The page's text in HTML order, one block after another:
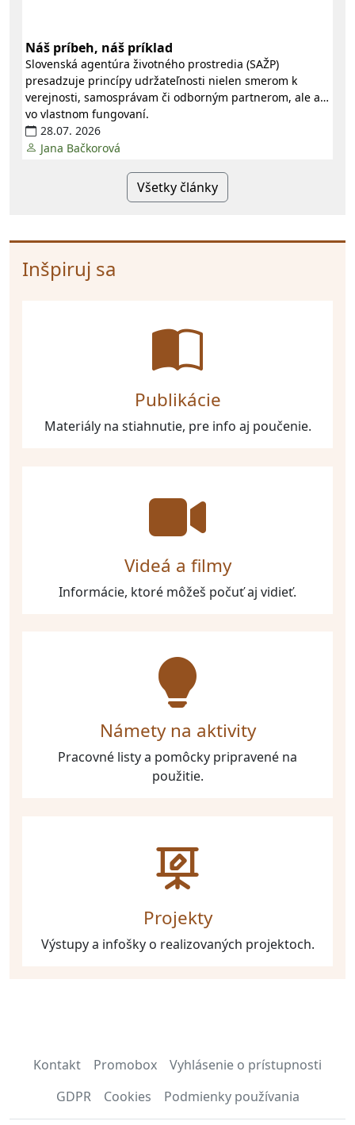
Náš príbeh, náš príklad
Slovenská agentúra životného prostredia (SAŽP)
presadzuje princípy udržateľnosti nielen smerom k
verejnosti, samosprávam či odborným partnerom, ale aj
vo vlastnom fungovaní.
28.07. 2026
Jana Bačkorová
Všetky články
Inšpiruj sa
Publikácie
Materiály na stiahnutie, pre info aj poučenie.
Videá a filmy
Informácie, ktoré môžeš počuť aj vidieť.
Námety na aktivity
Pracovné listy a pomôcky pripravené na
použitie.
Projekty
Výstupy a infošky o realizovaných projektoch.
Kontakt Promobox
Vyhlásenie o prístupnosti
GDPR
Cookies Podmienky používania